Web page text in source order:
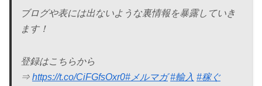
ブログや表には出ないような裏情報を暴露していき
ます！
登録はこちらから
⇒ https://t.co/CiFGfsOxr0#メルマガ #輸入 #稼ぐ